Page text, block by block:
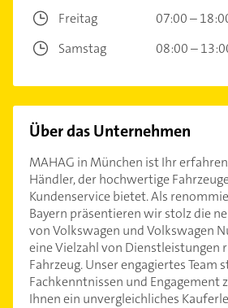
Freitag
07:00 –
Samstag
08:00 –
Über das Unternehmen
MAHAG in München ist Ihr
Händler, der hochwertige
Kundenservice bietet. Als
Bayern präsentieren wir stolz die
von Volkswagen und Volkswagen
eine Vielzahl von Dienstleistungen
Fahrzeug. Unser engagiertes Team
Fachkenntnissen und Engagement
Ihnen ein unvergleichliches